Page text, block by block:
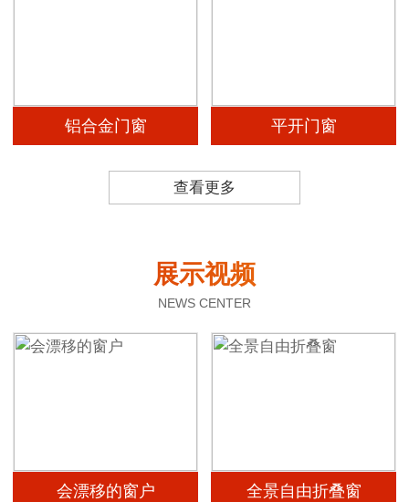
铝合金门窗 平开门窗
查看更多
展示视频
NEWS CENTER
会漂移的窗户 全景自由折叠窗